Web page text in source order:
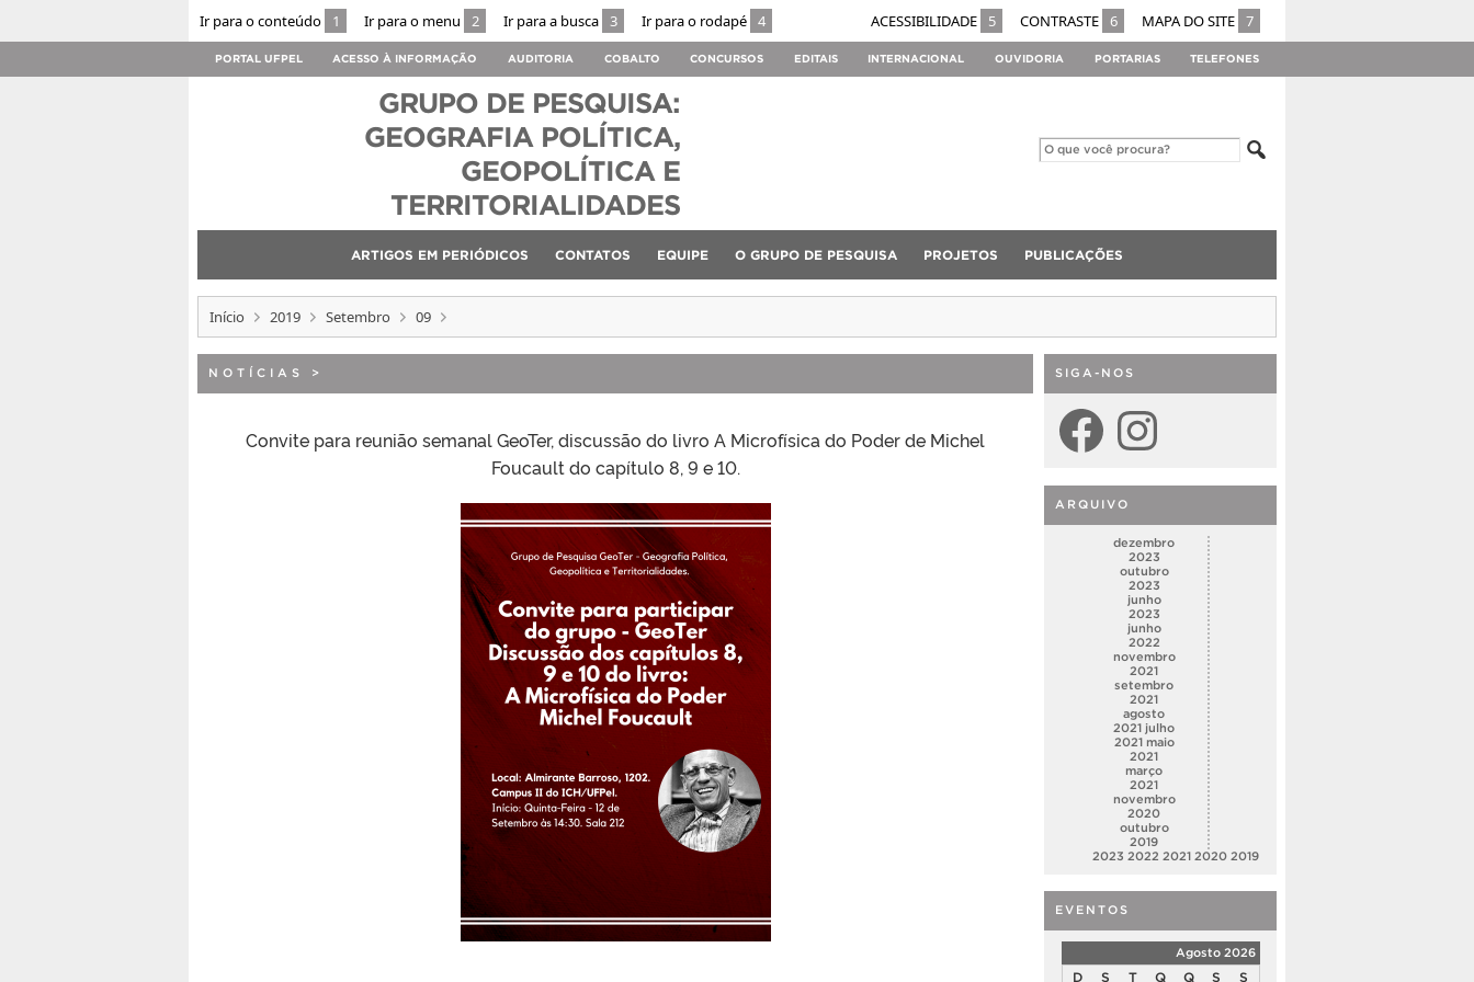
Ir para o conteúdo 1 Ir para o menu 2 Ir para a busca 3 Ir para o rodapé 4 ACESSIBILIDADE 5 CONTRASTE 6 MAPA DO SITE 7
PORTAL UFPEL ACESSO À INFORMAÇÃO AUDITORIA COBALTO CONCURSOS EDITAIS INTERNACIONAL OUVIDORIA PORTARIAS TELEFONES
GRUPO DE PESQUISA:
GEOGRAFIA POLÍTICA,
GEOPOLÍTICA E
TERRITORIALIDADES
ARTIGOS EM PERIÓDICOS CONTATOS EQUIPE O GRUPO DE PESQUISA PROJETOS PUBLICAÇÕES
Início 2019 Setembro 09
NOTÍCIAS >
Convite para reunião semanal GeoTer, discussão do livro A Microfísica do Poder de Michel
Foucault do capítulo 8, 9 e 10.
SIGA-NOS
Facebook Instagram
ARQUIVO
dezembro
2023
outubro
2023
junho
2023
junho
2022
novembro
2021
setembro
2021
agosto
2021 julho
2021 maio
2021
março
2021
novembro
2020
outubro
2019
2023 2022 2021 2020 2019
EVENTOS
Agosto 2026
D S T Q Q S S